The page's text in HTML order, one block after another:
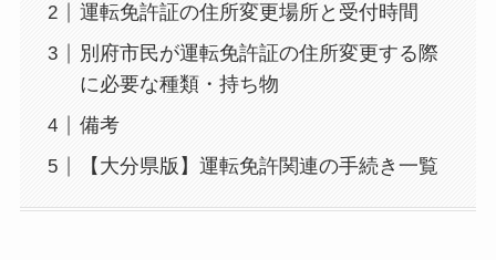
運転免許証の住所変更場所と受付時間
別府市民が運転免許証の住所変更する際
に必要な種類・持ち物
備考
【大分県版】運転免許関連の手続き一覧